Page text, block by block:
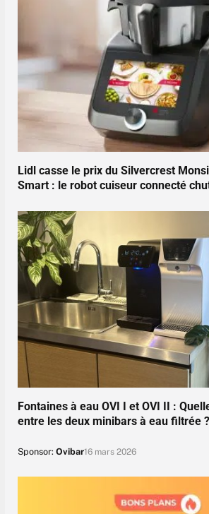
Lidl casse le prix du Silvercrest
Smart : le robot cuiseur connecté
Fontaines à eau OVI I et OVI II :
entre les deux minibars à eau filtrée ?
Sponsor: Ovibar16 mars 2026